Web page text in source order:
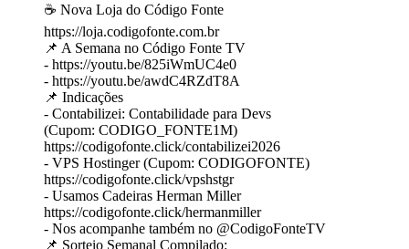
☕ Nova Loja do Código Fonte
https://loja.codigofonte.com.br
📌 A Semana no Código Fonte TV
- https://youtu.be/825iWmUC4e0
- https://youtu.be/awdC4RZdT8A
📌 Indicações
- Contabilizei: Contabilidade para Devs
(Cupom: CODIGO_FONTE1M)
https://codigofonte.click/contabilizei2026
- VPS Hostinger (Cupom: CODIGOFONTE)
https://codigofonte.click/vpshstgr
- Usamos Cadeiras Herman Miller
https://codigofonte.click/hermanmiller
- Nos acompanhe também no @‌CodigoFonteTV
📌 Sorteio Semanal Compilado: